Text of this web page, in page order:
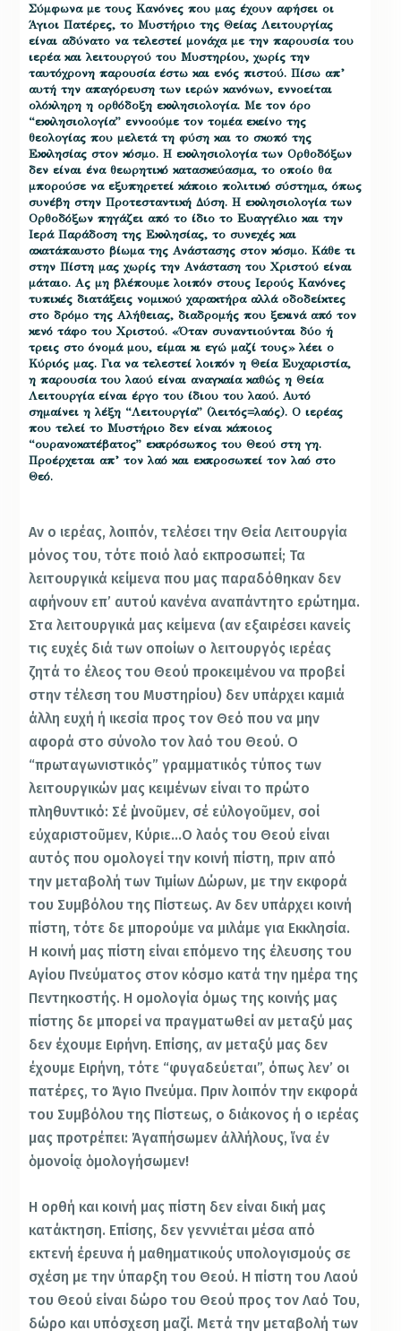
Σύμφωνα με τους Κανόνες που μας έχουν αφήσει οι
Άγιοι Πατέρες, το Μυστήριο της Θείας Λειτουργίας
είναι αδύνατο να τελεστεί μονάχα με την παρουσία του
ιερέα και λειτουργού του Μυστηρίου, χωρίς την
ταυτόχρονη παρουσία έστω και ενός πιστού. Πίσω απ’
αυτή την απαγόρευση των ιερών κανόνων, εννοείται
ολόκληρη η ορθόδοξη εκκλησιολογία. Με τον όρο
“εκκλησιολογία” εννοούμε τον τομέα εκείνο της
θεολογίας που μελετά τη φύση και το σκοπό της
Εκκλησίας στον κόσμο. Η εκκλησιολογία των Ορθοδόξων
δεν είναι ένα θεωρητικό κατασκεύασμα, το οποίο θα
μπορούσε να εξυπηρετεί κάποιο πολιτικό σύστημα, όπως
συνέβη στην Προτεσταντική Δύση. Η εκκλησιολογία των
Ορθοδόξων πηγάζει από το ίδιο το Ευαγγέλιο και την
Ιερά Παράδοση της Εκκλησίας, το συνεχές και
ακατάπαυστο βίωμα της Ανάστασης στον κόσμο. Κάθε τι
στην Πίστη μας χωρίς την Ανάσταση του Χριστού είναι
μάταιο. Ας μη βλέπουμε λοιπόν στους Ιερούς Κανόνες
τυπικές διατάξεις νομικού χαρακτήρα αλλά οδοδείκτες
στο δρόμο της Αλήθειας, διαδρομής που ξεκινά από τον
κενό τάφο του Χριστού. «Όταν συναντιούνται δύο ή
τρεις στο όνομά μου, είμαι κι εγώ μαζί τους» λέει ο
Κύριός μας. Για να τελεστεί λοιπόν η Θεία Ευχαριστία,
η παρουσία του λαού είναι αναγκαία καθώς η Θεία
Λειτουργία είναι έργο του ίδιου του λαού. Αυτό
σημαίνει η λέξη “Λειτουργία” (λειτός=λαός). Ο ιερέας
που τελεί το Μυστήριο δεν είναι κάποιος
“ουρανοκατέβατος” εκπρόσωπος του Θεού στη γη.
Προέρχεται απ’ τον λαό και εκπροσωπεί τον λαό στο
Θεό.
Αν ο ιερέας, λοιπόν, τελέσει την Θεία Λειτουργία
μόνος του, τότε ποιό λαό εκπροσωπεί; Τα
λειτουργικά κείμενα που μας παραδόθηκαν δεν
αφήνουν επ’ αυτού κανένα αναπάντητο ερώτημα.
Στα λειτουργικά μας κείμενα (αν εξαιρέσει κανείς
τις ευχές διά των οποίων ο λειτουργός ιερέας
ζητά το έλεος του Θεού προκειμένου να προβεί
στην τέλεση του Μυστηρίου) δεν υπάρχει καμιά
άλλη ευχή ή ικεσία προς τον Θεό που να μην
αφορά στο σύνολο τον λαό του Θεού. Ο
“πρωταγωνιστικός” γραμματικός τύπος των
λειτουργικών μας κειμένων είναι το πρώτο
πληθυντικό: Σέ ὑμνοῦμεν, σέ εὐλογοῦμεν, σοί
εὐχαριστοῦμεν, Κύριε…Ο λαός του Θεού είναι
αυτός που ομολογεί την κοινή πίστη, πριν από
την μεταβολή των Τιμίων Δώρων, με την εκφορά
του Συμβόλου της Πίστεως. Αν δεν υπάρχει κοινή
πίστη, τότε δε μπορούμε να μιλάμε για Εκκλησία.
Η κοινή μας πίστη είναι επόμενο της έλευσης του
Αγίου Πνεύματος στον κόσμο κατά την ημέρα της
Πεντηκοστής. Η ομολογία όμως της κοινής μας
πίστης δε μπορεί να πραγματωθεί αν μεταξύ μας
δεν έχουμε Ειρήνη. Επίσης, αν μεταξύ μας δεν
έχουμε Ειρήνη, τότε “φυγαδεύεται”, όπως λεν’ οι
πατέρες, το Άγιο Πνεύμα. Πριν λοιπόν την εκφορά
του Συμβόλου της Πίστεως, ο διάκονος ή ο ιερέας
μας προτρέπει: Ἀγαπήσωμεν ἀλλήλους, ἵνα ἐν
ὁμονοίᾳ ὁμολογήσωμεν!
Η ορθή και κοινή μας πίστη δεν είναι δική μας
κατάκτηση. Επίσης, δεν γεννιέται μέσα από
εκτενή έρευνα ή μαθηματικούς υπολογισμούς σε
σχέση με την ύπαρξη του Θεού. Η πίστη του Λαού
του Θεού είναι δώρο του Θεού προς τον Λαό Του,
δώρο και υπόσχεση μαζί. Μετά την μεταβολή των